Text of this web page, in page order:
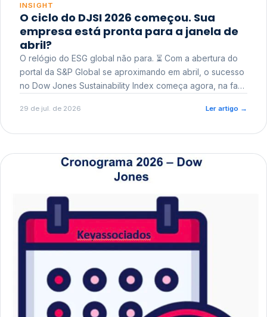
INSIGHT
O ciclo do DJSI 2026 começou. Sua
empresa está pronta para a janela de
abril?
O relógio do ESG global não para. ⏳ Com a abertura do
portal da S&P Global se aproximando em abril, o sucesso
no Dow Jones Sustainability Index começa agora, na fase
29 de jul. de 2026 Ler artigo →